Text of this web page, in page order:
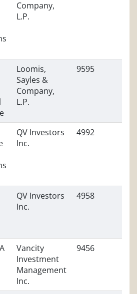
Company,
L.P.
Loomis,
Sayles &
Company,
L.P.
9595
QV Investors
Inc.
4992
QV Investors
Inc.
4958
Vancity
Investment
Management
Inc.
9456